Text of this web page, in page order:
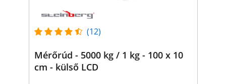
(12)
Mérőrúd - 5000 kg / 1 kg - 100 x 10
cm - külső LCD